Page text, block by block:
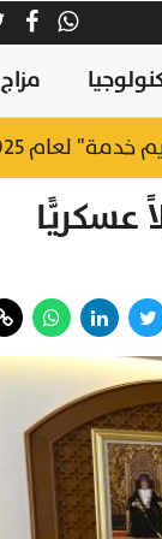
مزاج
عسكريًّا